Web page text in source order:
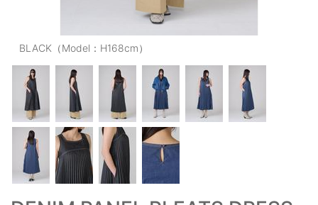
PANTS/SKIRT : パンツ・スカート
TOPS : トップス
OUTERS : アウター
OUTLET : アウトレット
MENS : メンズ
BLACK（Model：H168cm）